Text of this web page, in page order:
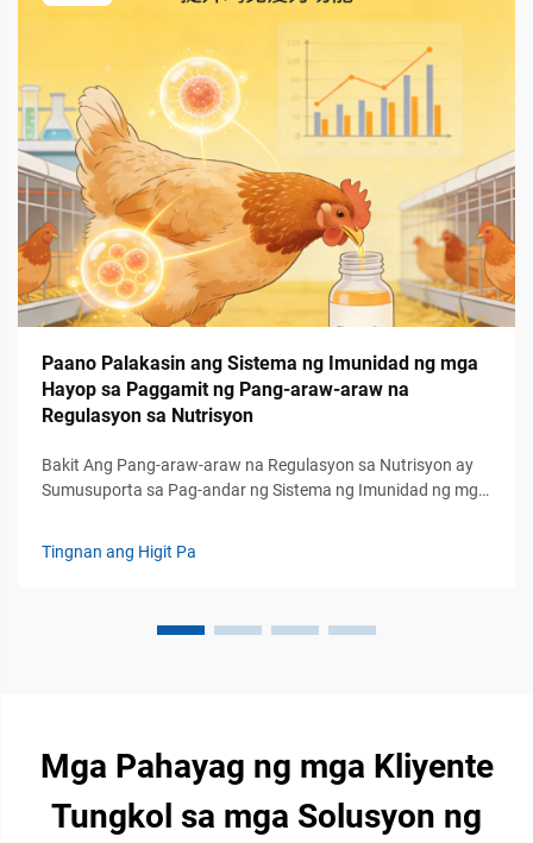
Paano Palakasin ang Sistema ng Imunidad ng mga
Hayop sa Paggamit ng Pang-araw-araw na
Regulasyon sa Nutrisyon
Bakit Ang Pang-araw-araw na Regulasyon sa Nutrisyon ay
Sumusuporta sa Pag-andar ng Sistema ng Imunidad ng mga
Ang pagkuha ng tamang nutrisyon araw-araw ay
Tingnan ang Higit Pa
Mga Pahayag ng mga Kliyente
Tungkol sa mga Solusyon ng